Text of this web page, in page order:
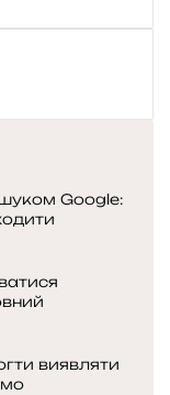
Google:
виявляти